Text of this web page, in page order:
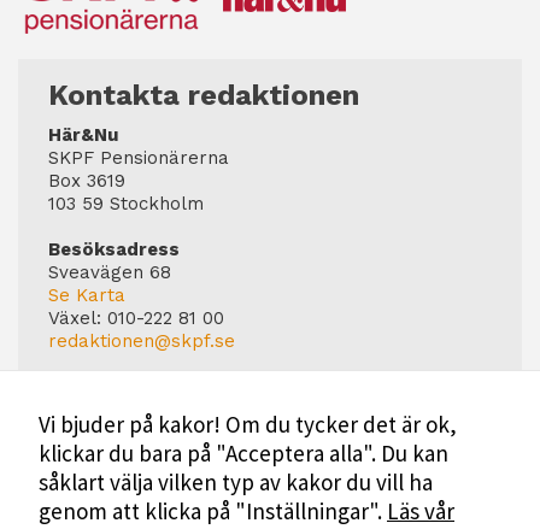
Kontakta redaktionen
Här&Nu
SKPF Pensionärerna
Box 3619
103 59 Stockholm
Besöksadress
Sveavägen 68
Se Karta
Växel: 010-222 81 00
redaktionen@skpf.se
Markus Dahlberg
Tel: 0720-88 17 17
markus.dahlberg@skpf.se
Annonsering
Swartling & Bergström Media
Vi bjuder på kakor! Om du tycker det är ok,
klickar du bara på "Acceptera alla". Du kan
såklart välja vilken typ av kakor du vill ha
genom att klicka på "Inställningar". Läs vår